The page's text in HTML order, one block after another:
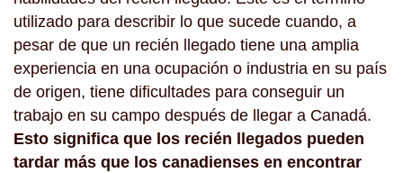
utilizado para describir lo que sucede cuando, a
pesar de que un recién llegado tiene una amplia
experiencia en una ocupación o industria en su país
de origen, tiene dificultades para conseguir un
trabajo en su campo después de llegar a Canadá.
Esto significa que los recién llegados pueden
tardar más que los canadienses en encontrar